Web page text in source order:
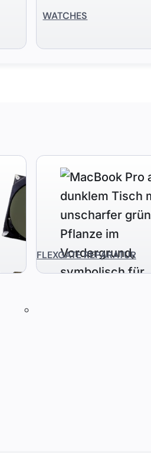
WATCHES
FLEXGATE REPARATUR